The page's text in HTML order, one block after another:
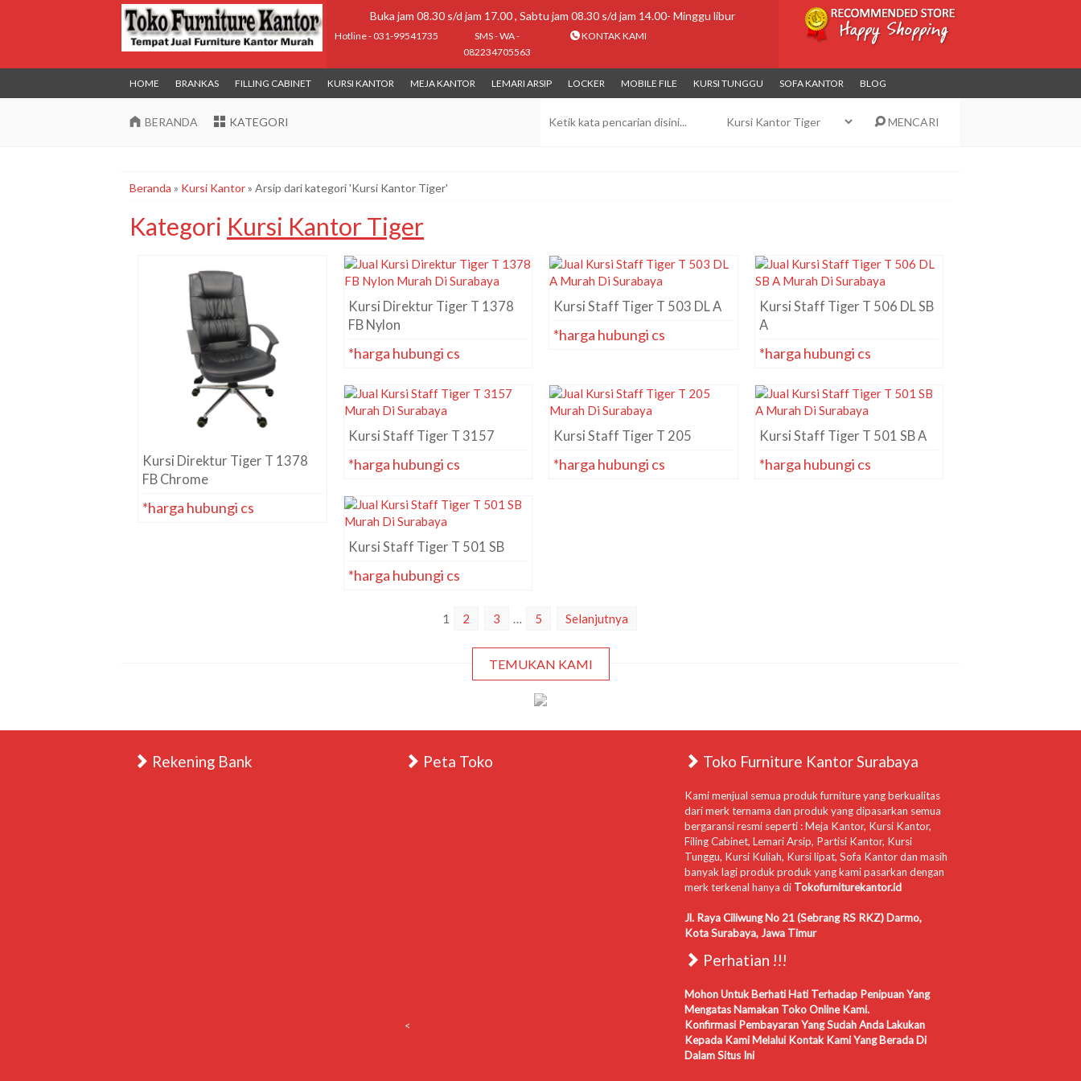
Buka jam 08.30 s/d jam 17.00 , Sabtu jam 08.30 s/d jam 14.00- Minggu libur
Hotline - 031-99541735
SMS - WA -
082234705563
KONTAK KAMI
HOME BRANKAS FILLING CABINET KURSI KANTOR MEJA KANTOR LEMARI ARSIP LOCKER MOBILE FILE KURSI TUNGGU SOFA KANTOR BLOG
BERANDA KATEGORI MENCARI
Beranda » Kursi Kantor» Arsip dari kategori 'Kursi Kantor Tiger'
Kategori Kursi Kantor Tiger
Kursi Direktur Tiger T 1378
FB Chrome
*harga hubungi cs
Kursi Direktur Tiger T 1378
FB Nylon
*harga hubungi cs
Kursi Staff Tiger T 503 DL A
*harga hubungi cs
Kursi Staff Tiger T 506 DL SB
A
*harga hubungi cs
Kursi Staff Tiger T 3157
*harga hubungi cs
Kursi Staff Tiger T 205
*harga hubungi cs
Kursi Staff Tiger T 501 SB A
*harga hubungi cs
Kursi Staff Tiger T 501 SB
*harga hubungi cs
1 2 3 … 5 Selanjutnya
TEMUKAN KAMI
Rekening Bank Peta Toko
<
Toko Furniture Kantor Surabaya
Kami menjual semua produk furniture yang berkualitas
dari merk ternama dan produk yang dipasarkan semua
bergaransi resmi seperti : Meja Kantor, Kursi Kantor,
Filing Cabinet, Lemari Arsip, Partisi Kantor, Kursi
Tunggu, Kursi Kuliah, Kursi lipat, Sofa Kantor dan masih
banyak lagi produk produk yang kami pasarkan dengan
merk terkenal hanya di Tokofurniturekantor.id
Jl. Raya Ciliwung No 21 (Sebrang RS RKZ) Darmo,
Kota Surabaya, Jawa Timur
Perhatian !!!
Mohon Untuk Berhati Hati Terhadap Penipuan Yang
Mengatas Namakan Toko Online Kami.
Konfirmasi Pembayaran Yang Sudah Anda Lakukan
Kepada Kami Melalui Kontak Kami Yang Berada Di
Dalam Situs Ini